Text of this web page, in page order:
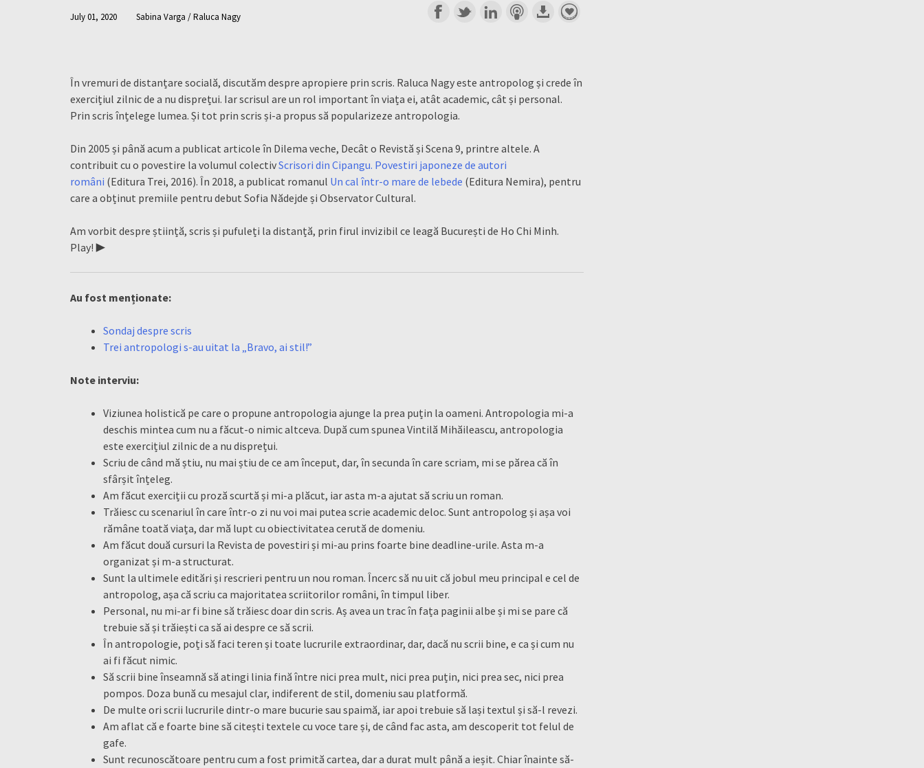
July 01, 2020 Sabina Varga / Raluca Nagy
În vremuri de distanțare socială, discutăm despre apropiere prin scris. Raluca Nagy este antropolog și crede în
exercițiul zilnic de a nu disprețui. Iar scrisul are un rol important în viața ei, atât academic, cât și personal.
Prin scris înțelege lumea. Și tot prin scris și-a propus să popularizeze antropologia.
Din 2005 și până acum a publicat articole în Dilema veche, Decât o Revistă și Scena 9, printre altele. A
contribuit cu o povestire la volumul colectivScrisori din Cipangu. Povestiri japoneze de autori
români (Editura Trei, 2016). În 2018, a publicat romanul Un cal într-o mare de lebede (Editura Nemira), pentru
care a obținut premiile pentru debut Sofia Nădejde și Observator Cultural.
Am vorbit despre știință, scris și pufuleți la distanță, prin firul invizibil ce leagă București de Ho Chi Minh.
Play! ▶️
Au fost menționate:
Sondaj despre scris
Trei antropologi s-au uitat la „Bravo, ai stil!”
Note interviu:
Viziunea holistică pe care o propune antropologia ajunge la prea puțin la oameni. Antropologia mi-a
deschis mintea cum nu a făcut-o nimic altceva. După cum spunea Vintilă Mihăileascu, antropologia
este exercițiul zilnic de a nu disprețui.
Scriu de când mă știu, nu mai știu de ce am început, dar, în secunda în care scriam, mi se părea că în
sfârșit înțeleg.
Am făcut exerciții cu proză scurtă și mi-a plăcut, iar asta m-a ajutat să scriu un roman.
Trăiesc cu scenariul în care într-o zi nu voi mai putea scrie academic deloc. Sunt antropolog și așa voi
rămâne toată viața, dar mă lupt cu obiectivitatea cerută de domeniu.
Am făcut două cursuri la Revista de povestiri și mi-au prins foarte bine deadline-urile. Asta m-a
organizat și m-a structurat.
Sunt la ultimele editări și rescrieri pentru un nou roman. Încerc să nu uit că jobul meu principal e cel de
antropolog, așa că scriu ca majoritatea scriitorilor români, în timpul liber.
Personal, nu mi-ar fi bine să trăiesc doar din scris. Aș avea un trac în fața paginii albe și mi se pare că
trebuie să și trăiești ca să ai despre ce să scrii.
În antropologie, poți să faci teren și toate lucrurile extraordinar, dar, dacă nu scrii bine, e ca și cum nu
ai fi făcut nimic.
Să scrii bine înseamnă să atingi linia fină între nici prea mult, nici prea puțin, nici prea sec, nici prea
pompos. Doza bună cu mesajul clar, indiferent de stil, domeniu sau platformă.
De multe ori scrii lucrurile dintr-o mare bucurie sau spaimă, iar apoi trebuie să lași textul și să-l revezi.
Am aflat că e foarte bine să citești textele cu voce tare și, de când fac asta, am descoperit tot felul de
gafe.
Sunt recunoscătoare pentru cum a fost primită cartea, dar a durat mult până a ieșit. Chiar înainte să-